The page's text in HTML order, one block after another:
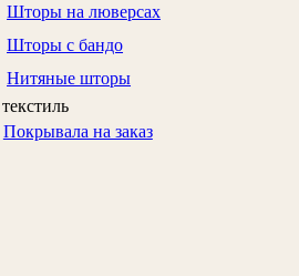
Шторы на люверсах
Шторы с бандо
Нитяные шторы
Покрывала на заказ